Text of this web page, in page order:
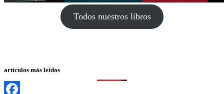
Todos nuestros libros
artículos más leídos